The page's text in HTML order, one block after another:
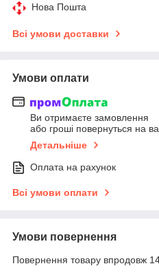
Нова Пошта
Всі умови доставки
Умови оплати
Ви отримаєте замовлення
або гроші повернуться на
Детальніше
Оплата на рахунок
Всі умови оплати
Умови повернення
Повернення товару впродовж